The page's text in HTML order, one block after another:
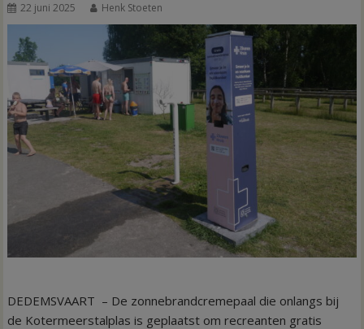
22 juni 2025 Henk Stoeten
DEDEMSVAART – De zonnebrandcremepaal die onlangs bij
de Kotermeerstalplas is geplaatst om recreanten gratis